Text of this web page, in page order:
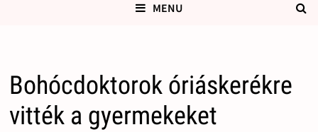
MENU
Bohócdoktorok óriáskerékre
vitték a gyermekeket